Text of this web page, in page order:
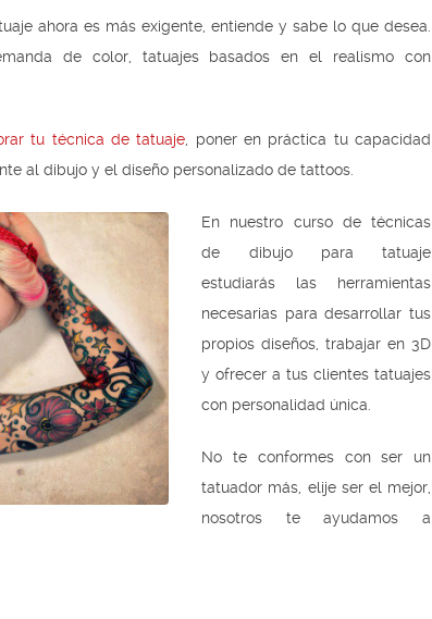
ahora es más exigente, entiende y sabe lo que desea.
de color, tatuajes basados en el realismo con
tu técnica de tatuaje , poner en práctica tu capacidad
al dibujo y el diseño personalizado de tattoos.
En nuestro curso de técnicas
de dibujo para tatuaje
estudiarás las herramientas
necesarias para desarrollar tus
propios diseños, trabajar en 3D
y ofrecer a tus clientes tatuajes
con personalidad única.
No te conformes con ser un
tatuador más, elije ser el mejor,
nosotros te ayudamos a